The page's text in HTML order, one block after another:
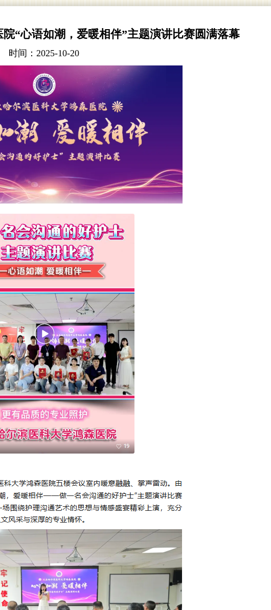
“心语如潮，爱暖相伴”主题演讲比赛圆满落幕
时间： 2025-10-20